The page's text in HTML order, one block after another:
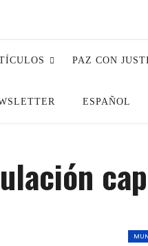
PAZ CON
ESPAÑOL